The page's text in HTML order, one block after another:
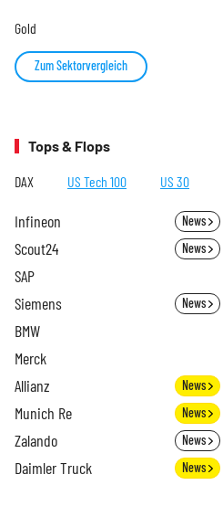
Gold
Zum Sektorvergleich
Tops & Flops
DAX US Tech 100 US 30
Infineon News
Scout24 News
SAP
Siemens News
BMW
Merck
Allianz News
Munich Re News
Zalando News
Daimler Truck News